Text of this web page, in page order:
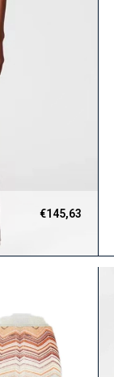
€145,63